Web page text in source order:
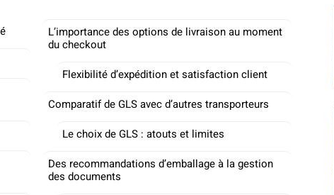
L’importance des options de livraison au moment
du checkout
Flexibilité d’expédition et satisfaction client
Comparatif de GLS avec d’autres transporteurs
Le choix de GLS : atouts et limites
Des recommandations d’emballage à la gestion
des documents